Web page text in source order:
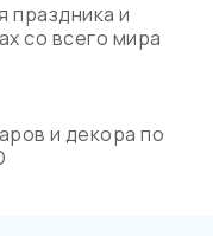
праздника и
со всего мира
и декора по